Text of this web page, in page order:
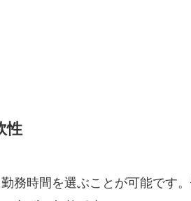
性
務時間を選ぶことが可能です